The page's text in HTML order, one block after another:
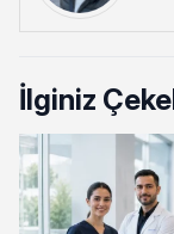
İlginiz